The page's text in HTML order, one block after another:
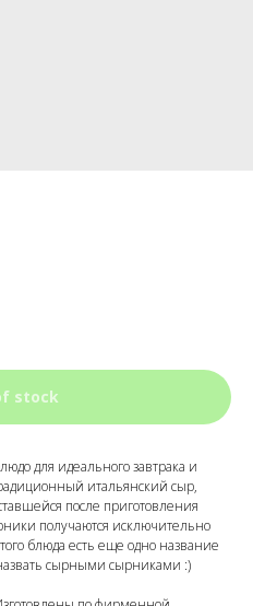
stock
для идеального завтрака и
итальянский сыр,
после приготовления
получаются исключительно
блюда есть еще одно название
сырными сырниками :)